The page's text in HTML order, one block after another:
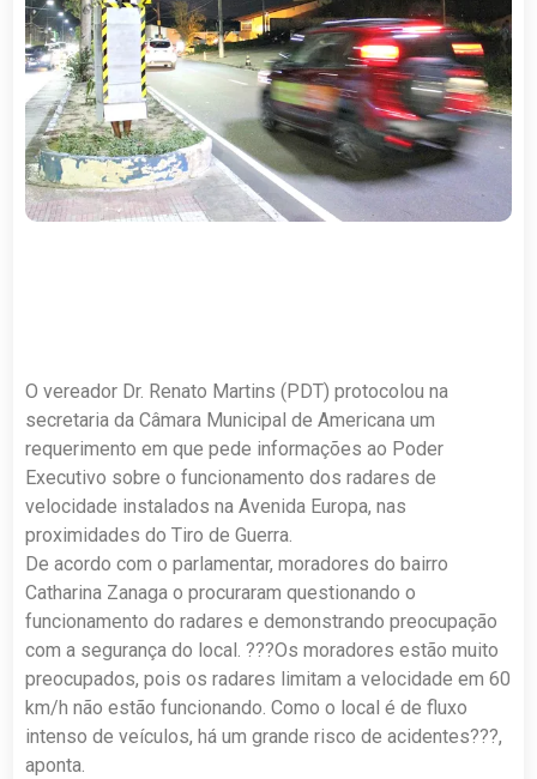
O vereador Dr. Renato Martins (PDT) protocolou na
secretaria da Câmara Municipal de Americana um
requerimento em que pede informações ao Poder
Executivo sobre o funcionamento dos radares de
velocidade instalados na Avenida Europa, nas
proximidades do Tiro de Guerra.
De acordo com o parlamentar, moradores do bairro
Catharina Zanaga o procuraram questionando o
funcionamento do radares e demonstrando preocupação
com a segurança do local. ???Os moradores estão muito
preocupados, pois os radares limitam a velocidade em 60
km/h não estão funcionando. Como o local é de fluxo
intenso de veículos, há um grande risco de acidentes???,
aponta.